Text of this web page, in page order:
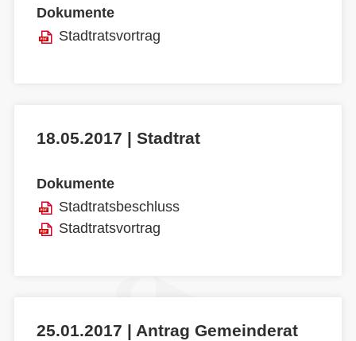
Dokumente
Stadtratsvortrag
18.05.2017 | Stadtrat
Dokumente
Stadtratsbeschluss
Stadtratsvortrag
25.01.2017 | Antrag Gemeinderat